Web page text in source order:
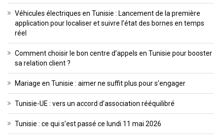
Véhicules électriques en Tunisie : Lancement de la première
application pour localiser et suivre l’état des bornes en temps
réel
Comment choisir le bon centre d’appels en Tunisie pour booster
sa relation client ?
Mariage en Tunisie : aimer ne suffit plus pour s’engager
Tunisie-UE : vers un accord d’association rééquilibré
Tunisie : ce qui s’est passé ce lundi 11 mai 2026